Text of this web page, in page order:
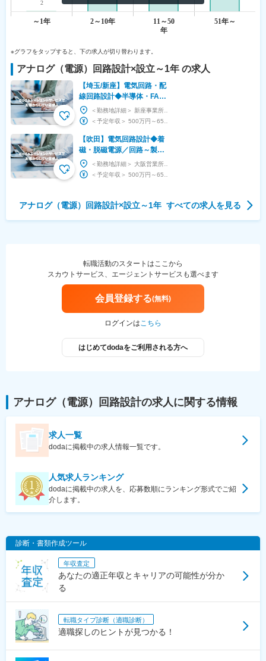
※グラフをタップすると、下の求人が切り替わります。
アナログ（電源）回路設計×設立 ～1年の求人
【埼玉/新座】電気回路・配
線回路設計◆半導体・FA・
EV車等での同社製品需
要/40・50代活躍
【吹田】電気回路設計◆着
磁・脱磁電源／回路～製造
一貫・残業少
アナログ（電源）回路設計×設立～1年 すべての求人を見る
転職活動のスタートはここから
スカウトサービス、エージェントサービスも選べます
会員登録する(無料)
ログインはこちら
はじめてdodaをご利用される方へ
アナログ（電源）回路設計の求人に関する情報
求人一覧
dodaに掲載中の求人情報一覧です。
人気求人ランキング
dodaに掲載中の求人を、応募数順にランキング形式でご紹
介します。
診断・書類作成ツール
年収査定
あなたの適正年収とキャリアの可能性が分か
る
転職タイプ診断（適職診断）
適職探しのヒントが見つかる！